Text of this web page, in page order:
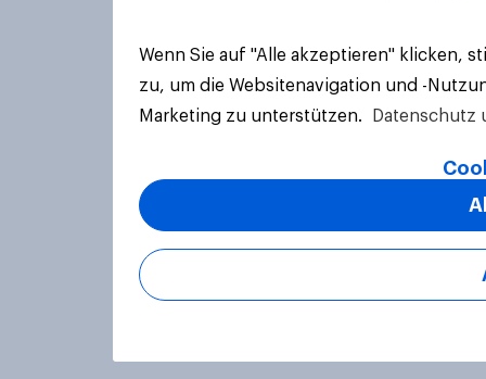
Wenn Sie auf "Alle akzeptieren" klicken,
zu, um die Websitenavigation und -
Marketing zu unterstützen.
Datenschutz